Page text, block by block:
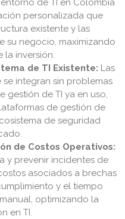
de TI en Colombia
personalizada que
existente y las
su negocio, maximizando
la inversión.
de TI Existente: Las
integran sin problemas
gestión de TI ya en uso,
de gestión de
de seguridad
de Costos Operativos:
y prevenir incidentes de
asociados a brechas
y el tiempo
optimizando la
en TI.